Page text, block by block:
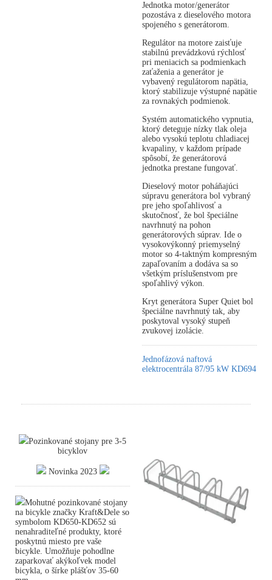
Jednotka motor/generátor
pozostáva z dieselového motora
spojeného s generátorom.
Regulátor na motore zaisťuje
stabilnú prevádzkovú rýchlosť
pri meniacich sa podmienkach
zaťaženia a generátor je
vybavený regulátorom napätia,
ktorý stabilizuje výstupné napätie
za rovnakých podmienok.
Systém automatického vypnutia,
ktorý deteguje nízky tlak oleja
alebo vysokú teplotu chladiacej
kvapaliny, v každom prípade
spôsobí, že generátorová
jednotka prestane fungovať.
Dieselový motor poháňajúci
súpravu generátora bol vybraný
pre jeho spoľahlivosť a
skutočnosť, že bol špeciálne
navrhnutý na pohon
generátorových súprav. Ide o
vysokovýkonný priemyselný
motor so 4-taktným kompresným
zapaľovaním a dodáva sa so
všetkým príslušenstvom pre
spoľahlivý výkon.
Kryt generátora Super Quiet bol
špeciálne navrhnutý tak, aby
poskytoval vysoký stupeň
zvukovej izolácie.
Jednofázová naftová
elektrocentrála 87/95 kW KD694
Pozinkované stojany pre 3-5
bicyklov
Novinka 2023
Mohutné pozinkované stojany
na bicykle značky Kraft&Dele so
symbolom KD650-KD652 sú
nenahraditeľné produkty, ktoré
poskytnú miesto pre vaše
bicykle. Umožňuje pohodlne
zaparkovať akýkoľvek model
bicykla, o šírke plášťov 35-60